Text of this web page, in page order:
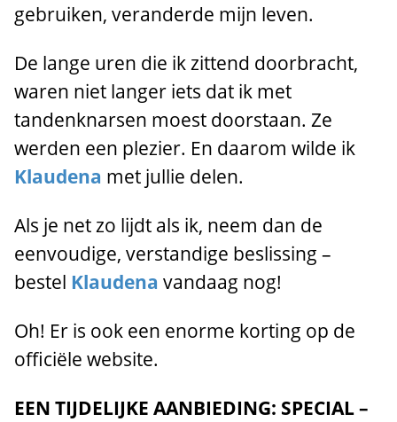
gebruiken, veranderde mijn leven.
De lange uren die ik zittend doorbracht,
waren niet langer iets dat ik met
tandenknarsen moest doorstaan. Ze
werden een plezier. En daarom wilde ik
Klaudena met jullie delen.
Als je net zo lijdt als ik, neem dan de
eenvoudige, verstandige beslissing –
bestel Klaudena vandaag nog!
Oh! Er is ook een enorme korting op de
officiële website.
EEN TIJDELIJKE AANBIEDING: SPECIAL –